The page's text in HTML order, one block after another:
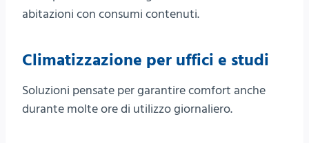
abitazioni con consumi contenuti.
Climatizzazione per uffici e studi
Soluzioni pensate per garantire comfort anche
durante molte ore di utilizzo giornaliero.